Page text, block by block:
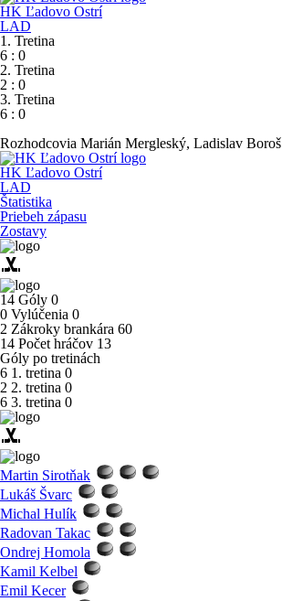
HK Ľadovo Ostrí
LAD
1. Tretina
6 : 0
2. Tretina
2 : 0
3. Tretina
6 : 0
Rozhodcovia Marián Mergleský, Ladislav Boroš
HK Ľadovo Ostrí
LAD
Štatistika
Priebeh zápasu
Zostavy
sports_hockey
14 Góly 0
0 Vylúčenia 0
2 Zákroky brankára 60
14 Počet hráčov 13
Góly po tretinách
6 1. tretina 0
2 2. tretina 0
6 3. tretina 0
sports_hockey
Martin Sirotňak
Lukáš Švarc
Michal Hulík
Radovan Takac
Ondrej Homola
Kamil Kelbel
Emil Kecer